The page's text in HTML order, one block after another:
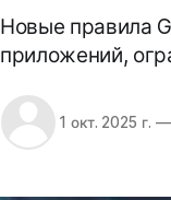
Новые правила
приложений,
1 окт. 2025 г. —